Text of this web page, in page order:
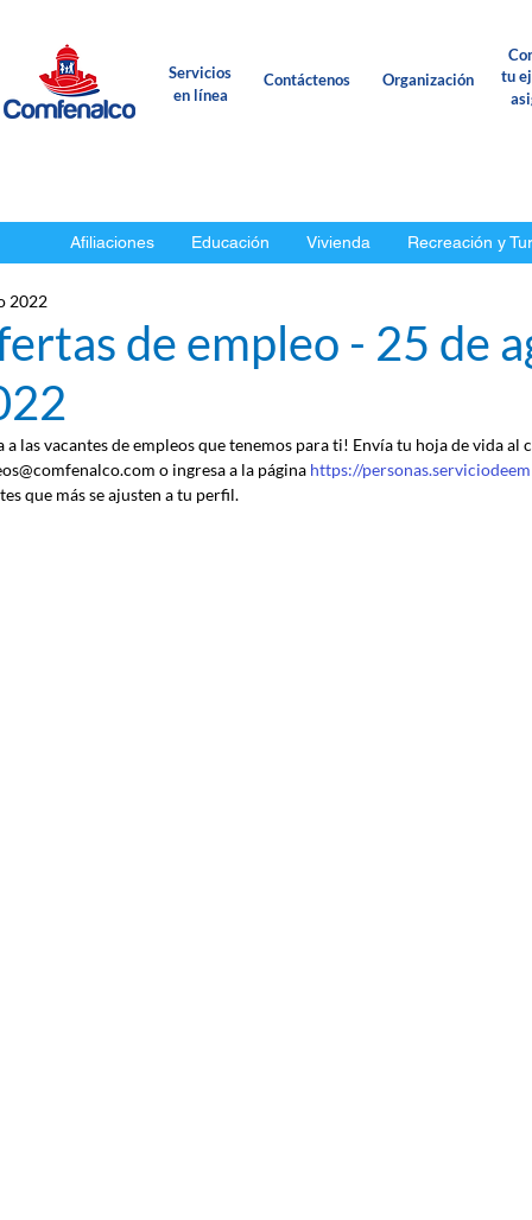
Servicios
en línea
Contáctenos Organización
tu
Afiliaciones Educación Vivienda Recreación y
de empleo - 25 de
2022
a las vacantes de empleos que tenemos para ti! Envía tu hoja de vida al
o ingresa a la página https://
que más se ajusten a tu perfil.